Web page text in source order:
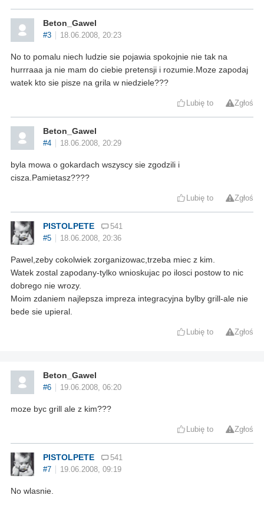
Beton_Gawel
#3 18.06.2008, 20:23
No to pomalu niech ludzie sie pojawia spokojnie nie tak na
hurrraaa ja nie mam do ciebie pretensji i rozumie.Moze zapodaj
watek kto sie pisze na grila w niedziele???
Lubię to Zgłoś
Beton_Gawel
#4 18.06.2008, 20:29
byla mowa o gokardach wszyscy sie zgodzili i
cisza.Pamietasz????
Lubię to Zgłoś
PISTOLPETE
541
#5
18.06.2008, 20:36
Pawel,zeby cokolwiek zorganizowac,trzeba miec z kim.
Watek zostal zapodany-tylko wnioskujac po ilosci postow to nic
dobrego nie wrozy.
Moim zdaniem najlepsza impreza integracyjna bylby grill-ale nie
bede sie upieral.
Lubię to Zgłoś
Beton_Gawel
#6 19.06.2008, 06:20
moze byc grill ale z kim???
Lubię to Zgłoś
PISTOLPETE
541
#7
19.06.2008, 09:19
No wlasnie.